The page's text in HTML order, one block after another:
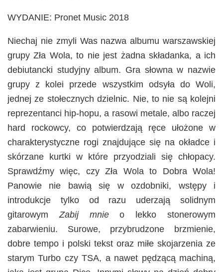
WYDANIE: Pronet Music 2018
Niechaj nie zmyli Was nazwa albumu warszawskiej
grupy Zła Wola, to nie jest żadna składanka, a ich
debiutancki studyjny album. Gra słowna w nazwie
grupy z kolei przede wszystkim odsyła do Woli,
jednej ze stołecznych dzielnic. Nie, to nie są kolejni
reprezentanci hip-hopu, a rasowi metale, albo raczej
hard rockowcy, co potwierdzają ręce ułożone w
charakterystyczne rogi znajdujące się na okładce i
skórzane kurtki w które przyodziali się chłopacy.
Sprawdźmy więc, czy Zła Wola to Dobra Wola!
Panowie nie bawią się w ozdobniki, wstępy i
introdukcje tylko od razu uderzają solidnym
gitarowymZabij mnieo lekko stonerowym
zabarwieniu. Surowe, przybrudzone brzmienie,
dobre tempo i polski tekst oraz miłe skojarzenia ze
starym Turbo czy TSA, a nawet pędzącą machiną,